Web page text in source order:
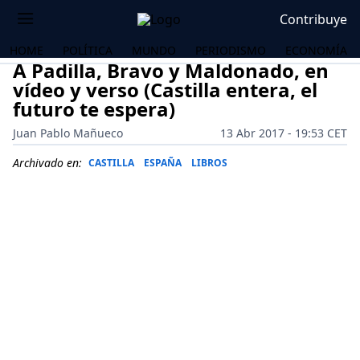
Contribuye
HOME POLÍTICA MUNDO PERIODISMO ECONOMÍA
A Padilla, Bravo y Maldonado, en
vídeo y verso (Castilla entera, el
futuro te espera)
Juan Pablo Mañueco
13 Abr 2017 - 19:53 CET
Archivado en: CASTILLA ESPAÑA LIBROS